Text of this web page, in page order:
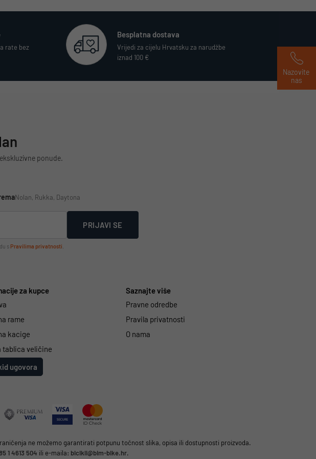
rate bez
Besplatna dostava
Vrijedi za cijelu Hrvatsku za narudžbe
iznad 100 €
ponude.
Nolan, Rukka, Daytona
PRIJAVI SE
s Pravilima privatnosti
za kupce
rame
kacige
tablica veličine
ugovora
Saznajte više
Pravne odredbe
Pravila privatnosti
O nama
ne možemo garantirati potpunu točnost slika, opisa ili dostupnosti proizvoda.
1 4613 504 ili e-maila: bicikli@bim-bike.hr.
Nazovite
nas